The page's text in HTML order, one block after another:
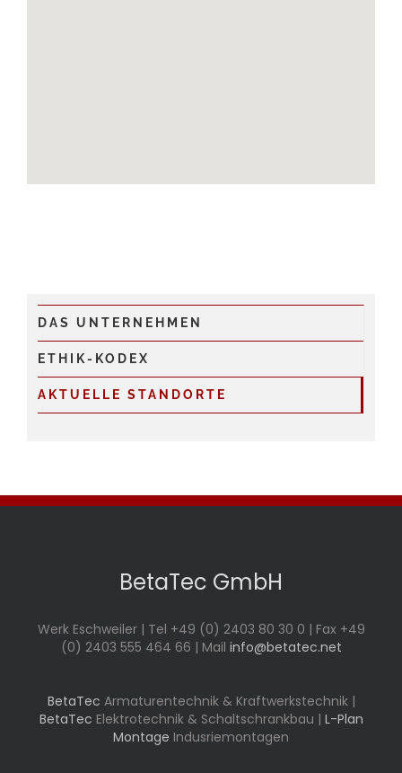
DAS UNTERNEHMEN
ETHIK-KODEX
AKTUELLE STANDORTE
BetaTec GmbH
Werk Eschweiler | Tel +49 (0) 2403 80 30 0 | Fax +49
(0) 2403 555 464 66 | Mail info@betatec.net
BetaTec Armaturentechnik & Kraftwerkstechnik |
BetaTec Elektrotechnik & Schaltschrankbau | L-Plan
Montage Indusriemontagen